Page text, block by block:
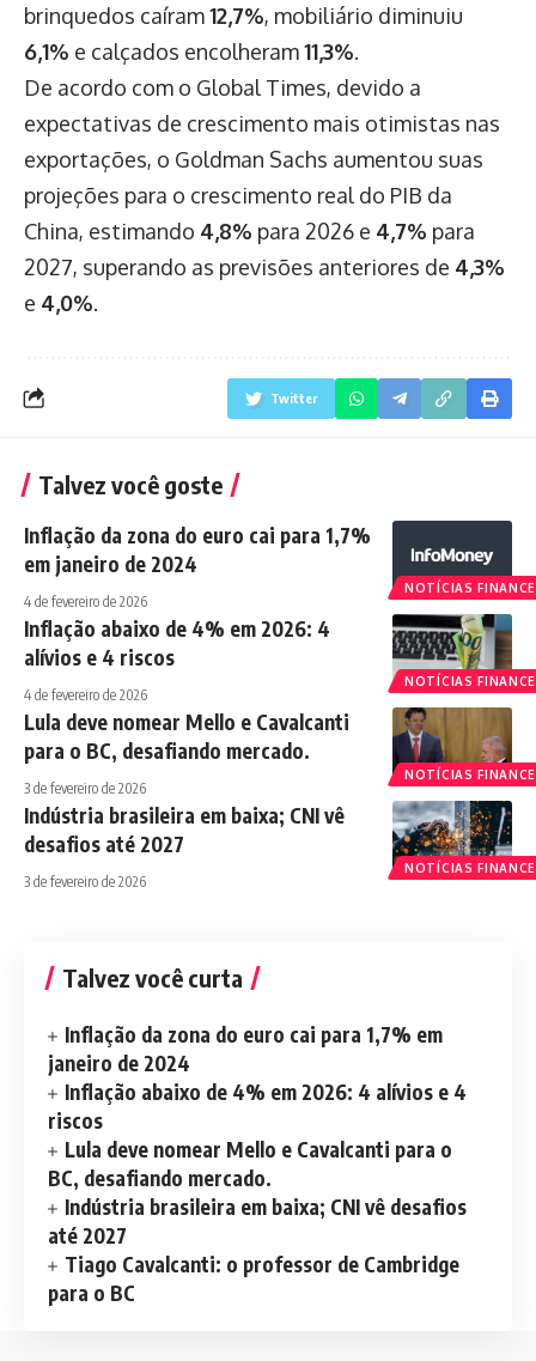
brinquedos caíram12,7%, mobiliário diminuiu
6,1% e calçados encolheram11,3%.
De acordo com o Global Times, devido a
expectativas de crescimento mais otimistas nas
exportações, o Goldman Sachs aumentou suas
projeções para o crescimento real do PIB da
China, estimando 4,8% para 2026 e 4,7% para
2027, superando as previsões anteriores de 4,3%
e 4,0%.
Twitter
Talvez você goste
NOTÍCIAS
Inflação da zona do euro cai para 1,7%
em janeiro de 2024
4 de fevereiro de 2026
NOTÍCIAS
Inflação abaixo de 4% em 2026: 4
alívios e 4 riscos
4 de fevereiro de 2026
NOTÍCIAS
Lula deve nomear Mello e Cavalcanti
para o BC, desafiando mercado.
3 de fevereiro de 2026
NOTÍCIAS
Indústria brasileira em baixa; CNI vê
desafios até 2027
3 de fevereiro de 2026
Talvez você curta
Inflação da zona do euro cai para 1,7% em
janeiro de 2024
Inflação abaixo de 4% em 2026: 4 alívios e 4
riscos
Lula deve nomear Mello e Cavalcanti para o
BC, desafiando mercado.
Indústria brasileira em baixa; CNI vê desafios
até 2027
Tiago Cavalcanti: o professor de Cambridge
para o BC